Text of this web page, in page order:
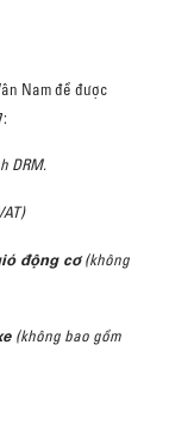
Nam để được
DRM.
động cơ(không
(không bao gồm